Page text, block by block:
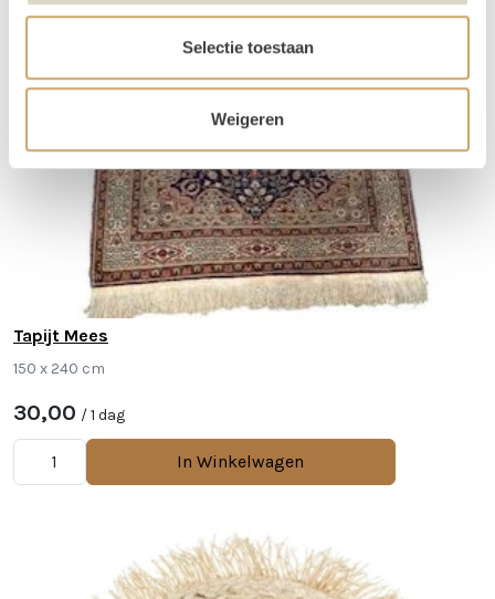
Selectie toestaan
Weigeren
Tapijt Mees
150 x 240 cm
30,00 / 1 dag
In Winkelwagen